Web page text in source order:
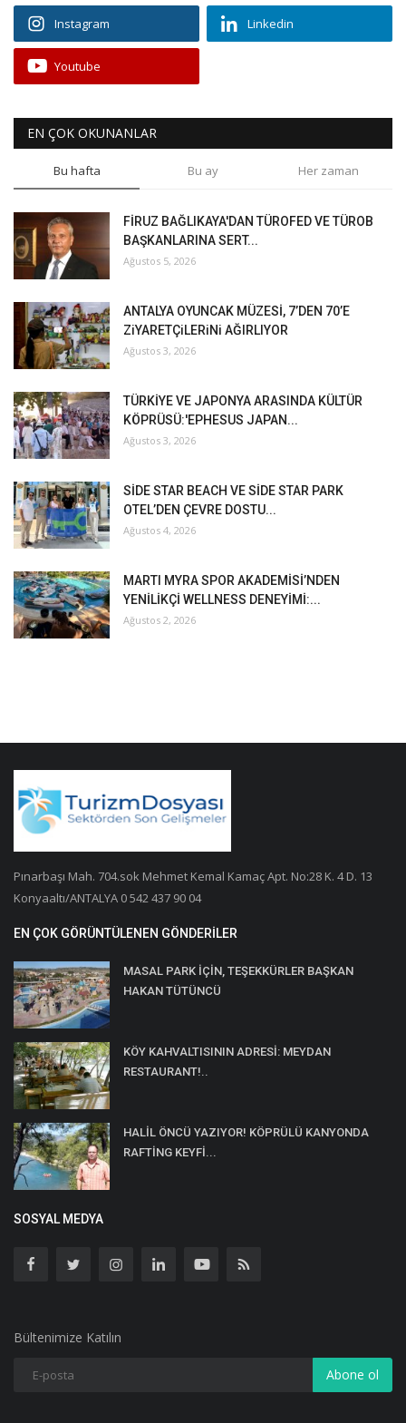
Instagram Linkedin
Youtube
EN ÇOK OKUNANLAR
Bu hafta Bu ay Her zaman
FİRUZ BAĞLIKAYA'DAN TÜROFED VE TÜROB
BAŞKANLARINA SERT...
Ağustos 5, 2026
ANTALYA OYUNCAK MÜZESİ, 7’DEN 70’E
ZiYARETÇiLERiNi AĞIRLIYOR
Ağustos 3, 2026
TÜRKİYE VE JAPONYA ARASINDA KÜLTÜR
KÖPRÜSÜ:'EPHESUS JAPAN...
Ağustos 3, 2026
SİDE STAR BEACH VE SİDE STAR PARK
OTEL’DEN ÇEVRE DOSTU...
Ağustos 4, 2026
MARTI MYRA SPOR AKADEMİSİ’NDEN
YENİLİKÇİ WELLNESS DENEYİMİ:...
Ağustos 2, 2026
Pınarbaşı Mah. 704.sok Mehmet Kemal Kamaç Apt. No:28 K. 4 D. 13
Konyaaltı/ANTALYA 0 542 437 90 04
EN ÇOK GÖRÜNTÜLENEN GÖNDERILER
MASAL PARK İÇİN, TEŞEKKÜRLER BAŞKAN
HAKAN TÜTÜNCÜ
KÖY KAHVALTISININ ADRESİ: MEYDAN
RESTAURANT!..
HALİL ÖNCÜ YAZIYOR! KÖPRÜLÜ KANYONDA
RAFTİNG KEYFİ...
SOSYAL MEDYA
Bültenimize Katılın
Abone ol